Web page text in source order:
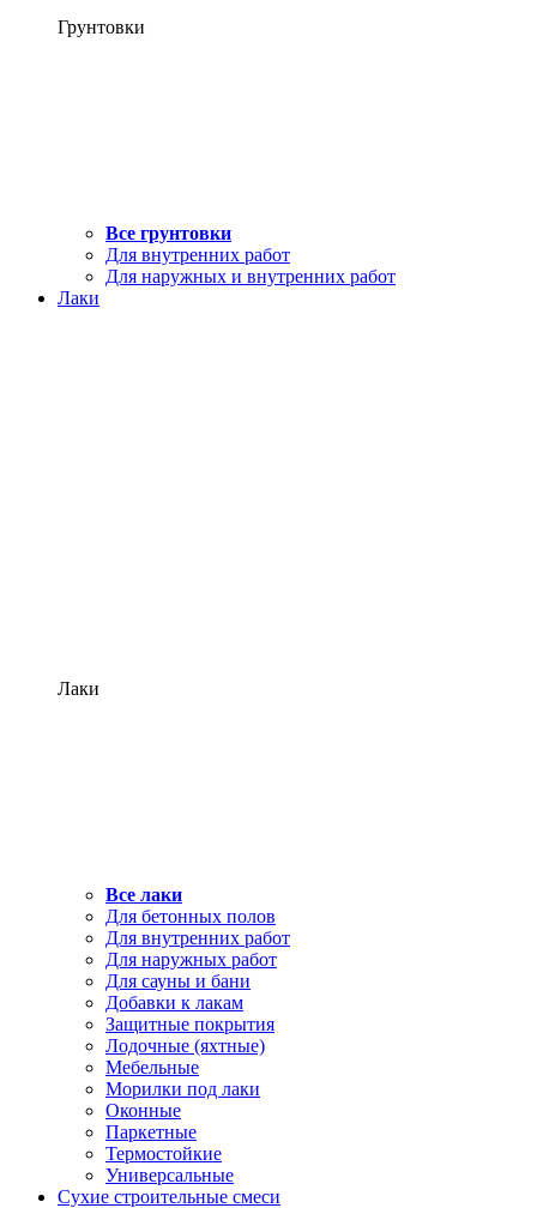
Грунтовки
Все грунтовки
Для внутренних работ
Для наружных и внутренних работ
Лаки
Лаки
Все лаки
Для бетонных полов
Для внутренних работ
Для наружных работ
Для сауны и бани
Добавки к лакам
Защитные покрытия
Лодочные (яхтные)
Мебельные
Морилки под лаки
Оконные
Паркетные
Термостойкие
Универсальные
Сухие строительные смеси